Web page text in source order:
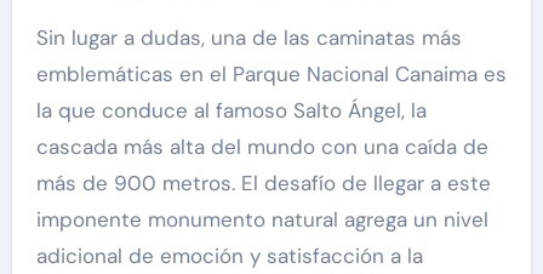
Sin lugar a dudas, una de las caminatas más
emblemáticas en el Parque Nacional Canaima es
la que conduce al famoso Salto Ángel, la
cascada más alta del mundo con una caída de
más de 900 metros. El desafío de llegar a este
imponente monumento natural agrega un nivel
adicional de emoción y satisfacción a la